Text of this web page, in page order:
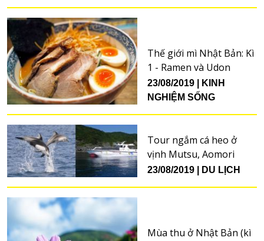
Thế giới mì Nhật Bản: Kì
1 - Ramen và Udon
23/08/2019
KINH
NGHIỆM SỐNG
Tour ngắm cá heo ở
vịnh Mutsu, Aomori
23/08/2019 DU LỊCH
Mùa thu ở Nhật Bản (kì